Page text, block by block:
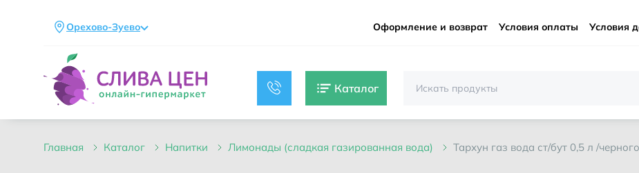
Орехово-Зуево Оформление и возврат Условия оплаты Условия
Каталог
главная каталог напитки лимонады (сладкая газированная вода) тархун газ вода ст/бут 0,5 л /